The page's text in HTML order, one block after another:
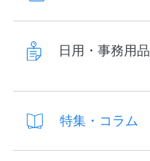
日用・事務用品
特集・コラム